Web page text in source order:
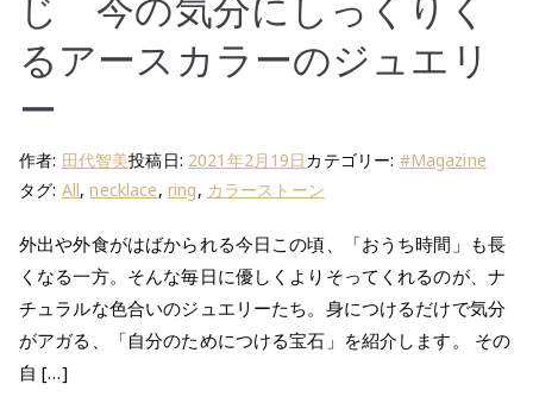
るアースカラーのジュエリ
ー
作者: 田代智美投稿日: 2021年2月19日カテゴリー: #Magazine
タグ: All,necklace, ring, カラーストーン
外出や外食がはばかられる今日この頃、「おうち時間」も長
くなる一方。そんな毎日に優しくよりそってくれるのが、ナ
チュラルな色合いのジュエリーたち。身につけるだけで気分
がアガる、「自分のためにつける宝石」を紹介します。 その
自 […]